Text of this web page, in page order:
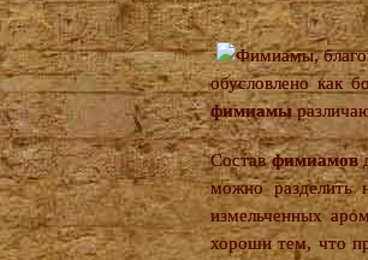
обусловлено как
фимиамы
Составфимиамов
можно разделить
измельченных
хороши тем, что